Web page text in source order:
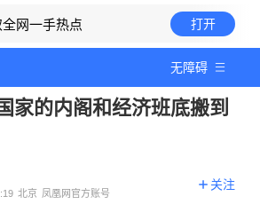
全网一手热点 打开
无障碍
家的内阁和经济班底搬到
北京 凤凰网官方账号
关注